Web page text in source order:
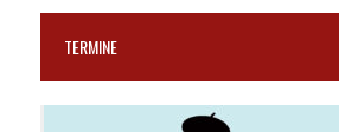
TERMINE